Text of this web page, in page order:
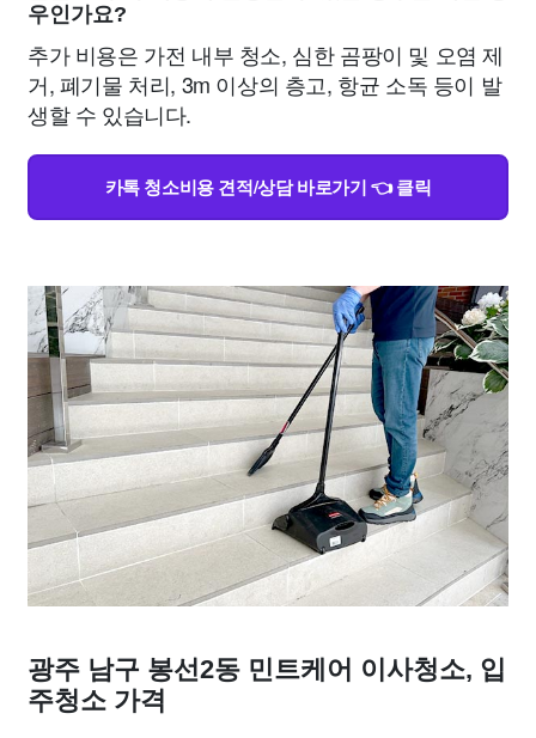
우인가요?
추가 비용은 가전 내부 청소, 심한 곰팡이 및 오염 제
거, 폐기물 처리, 3m 이상의 층고, 항균 소독 등이 발
생할 수 있습니다.
카톡 청소비용 견적/상담 바로가기 👈 클릭
광주 남구 봉선2동 민트케어 이사청소, 입
주청소 가격